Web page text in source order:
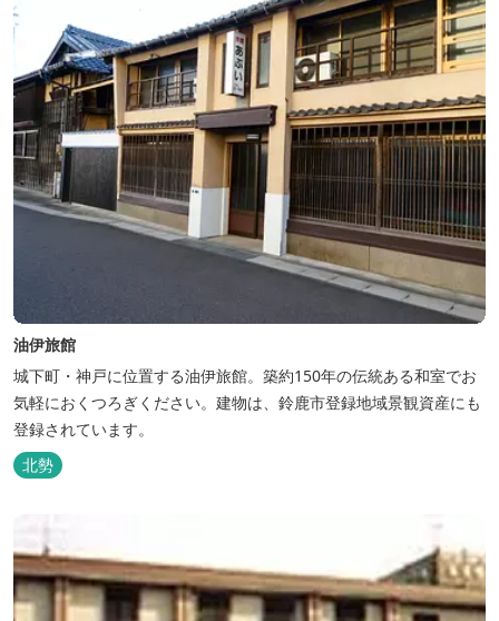
油伊旅館
城下町・神戸に位置する油伊旅館。築約150年の伝統ある和室でお
気軽におくつろぎください。建物は、鈴鹿市登録地域景観資産にも
登録されています。
北勢